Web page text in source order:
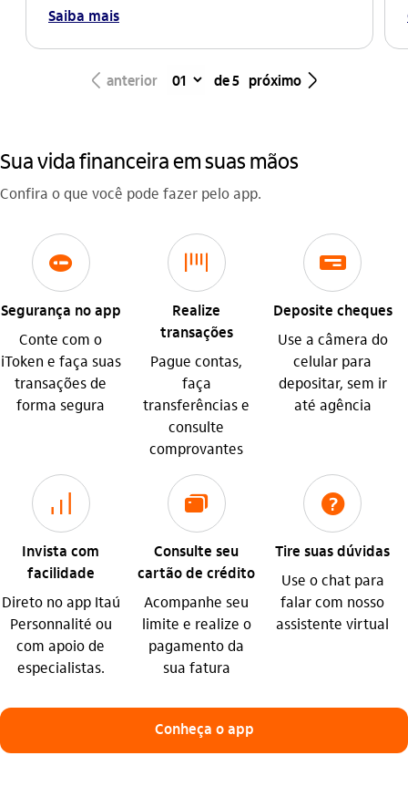
Saiba mais
seta_esquerda anterior de 5 próximo seta_direita
Sua vida financeira em suas mãos
Confira o que você pode fazer pelo app.
icon-itaufonts_itoken_aplicativo
Segurança no app
Conte com o
iToken e faça suas
transações de
forma segura
codigo_de_barras
Realize
transações
Pague contas,
faça
transferências e
consulte
comprovantes
icon-itaufonts_cheque
Deposite cheques
Use a câmera do
celular para
depositar, sem ir
até agência
icon-itaufonts_investimento
Invista com
facilidade
Direto no app Itaú
Personnalité ou
com apoio de
especialistas.
icon-itaufonts_cartoes
Consulte seu
cartão de crédito
Acompanhe seu
limite e realize o
pagamento da
sua fatura
icon-itaufonts_ajuda
Tire suas dúvidas
Use o chat para
falar com nosso
assistente virtual
Conheça o app